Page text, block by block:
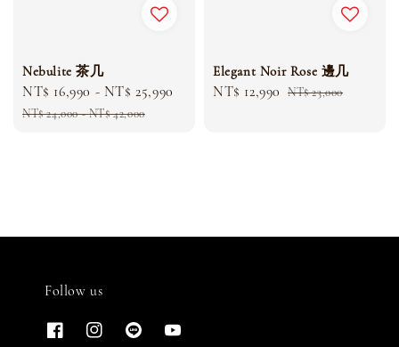
Nebulite 茶几
Sale
price
NT$ 16,990 - NT$ 25,990
Regular
NT$ 24,000-NT$ 42,000
Elegant Noir Rose 邊几
Sale
NT$ 12,990 Regular
NT$ 23,000
Follow us